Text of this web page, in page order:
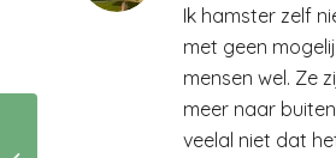
Ik hamster zelf
met geen
mensen wel. Ze
meer naar
veelal niet dat